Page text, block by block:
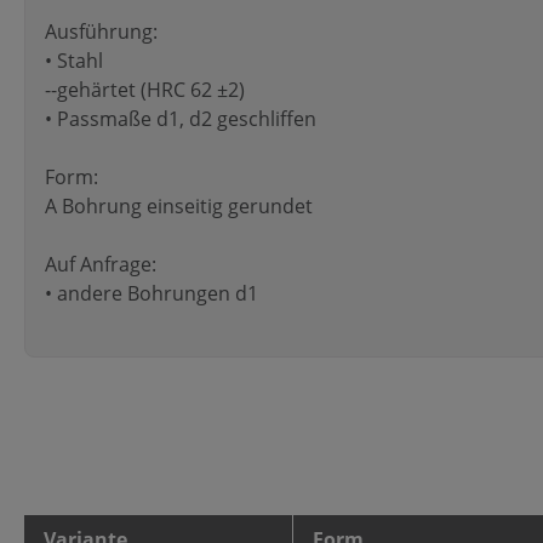
Ausführung:
• Stahl
--gehärtet (HRC 62 ±2)
• Passmaße d1, d2 geschliffen
Form:
A Bohrung einseitig gerundet
Auf Anfrage:
• andere Bohrungen d1